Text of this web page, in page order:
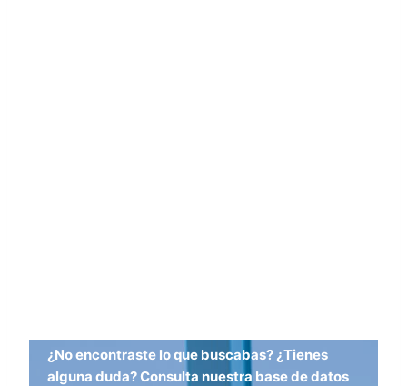
¿No encontraste lo que buscabas? ¿Tienes
alguna duda? Consulta nuestra base de datos